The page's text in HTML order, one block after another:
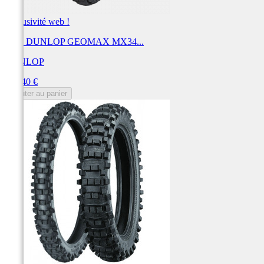
Exclusivité web !
Pneu DUNLOP GEOMAX MX34...
DUNLOP
161,40 €
Ajouter au panier